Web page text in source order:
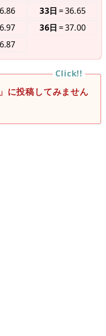
33日
36.65
36日
37.00
に投稿してみません